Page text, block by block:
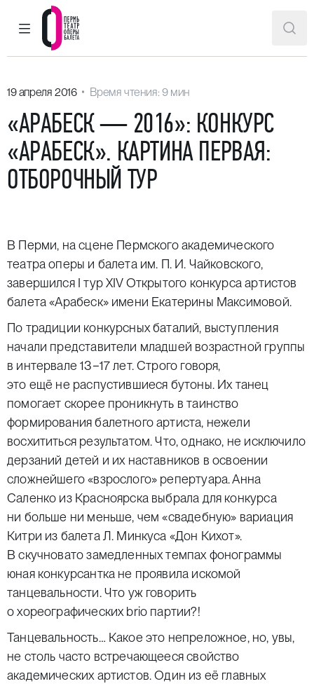
ГЛАВНОЕ МЕНЮ
Пермский театр оперы и балета
19 апреля 2016 Время чтения: 9 мин
«АРАБЕСК — 2016»: КОНКУРС
«АРАБЕСК». КАРТИНА ПЕРВАЯ:
ОТБОРОЧНЫЙ ТУР
В Перми, на сцене Пермского академического
театра оперы и балета им. П. И. Чайковского,
завершился I тур XIV Открытого конкурса артистов
балета «Арабеск» имени Екатерины Максимовой.
По традиции конкурсных баталий, выступления
начали представители младшей возрастной группы
в интервале 13−17 лет. Строго говоря,
это ещё не распустившиеся бутоны. Их танец
помогает скорее проникнуть в таинство
формирования балетного артиста, нежели
восхититься результатом. Что, однако, не исключило
дерзаний детей и их наставников в освоении
сложнейшего «взрослого» репертуара. Анна
Саленко из Красноярска выбрала для конкурса
ни больше ни меньше, чем «свадебную» вариация
Китри из балета Л. Минкуса «Дон Кихот».
В скучновато замедленных темпах фонограммы
юная конкурсантка не проявила искомой
танцевальности. Что уж говорить
о хореографических brio партии?!
Танцевальность… Какое это непреложное, но, увы,
не столь часто встречающееся свойство
академических артистов. Один из её главных